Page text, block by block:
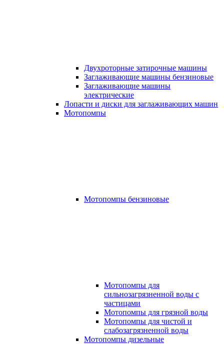
Двухроторные затирочные машины
Заглаживающие машины бензиновые
Заглаживающие машины
электрические
Лопасти и диски для заглаживающих машин
Мотопомпы
Мотопомпы бензиновые
Мотопомпы для
сильнозагрязненной воды с
частицами
Мотопомпы для грязной воды
Мотопомпы для чистой и
слабозагрязненной воды
Мотопомпы дизельные